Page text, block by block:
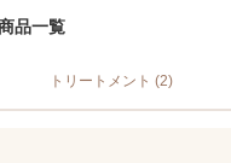
品一覧
トリートメント (2)